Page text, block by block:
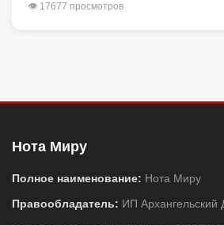
👁 17677 просмотров
Нота Миру
Полное наименование: Нота Миру
Правообладатель: ИП Архангельский